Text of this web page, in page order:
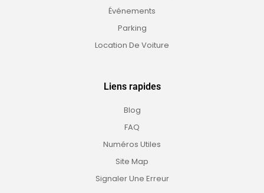
Événements
Parking
Location De Voiture
Liens rapides
Blog
FAQ
Numéros Utiles
Site Map
Signaler Une Erreur